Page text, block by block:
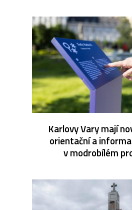
Karlovy Vary mají
orientační a
v modrobílém